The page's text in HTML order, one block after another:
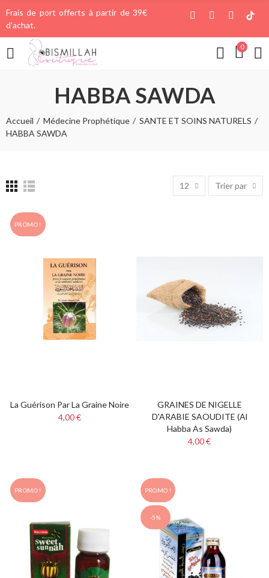
Frais de port offerts à partir de 39€
d'achat.
0
HABBA SAWDA
Accueil Médecine Prophétique
SANTE ET SOINS NATURELS
HABBA SAWDA
12 Trier par
PROMO !
La Guérison Par La Graine Noire
4,00 €
GRAINES DE NIGELLE
D'ARABIE SAOUDITE (Al
Habba As Sawda)
4,00 €
PROMO ! PROMO !
-5%